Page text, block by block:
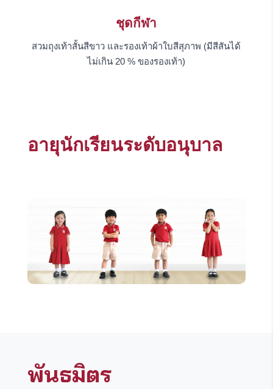
ชุดกีฬา
สวมถุงเท้าสั้นสีขาว และรองเท้าผ้าใบสีสุภาพ (มีสีสันได้
ไม่เกิน 20 % ของรองเท้า)
อายุนักเรียนระดับอนุบาล
พันธมิตร